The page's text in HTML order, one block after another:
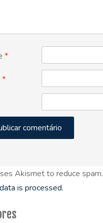
*
*
Akismet to reduce spam.
is processed.